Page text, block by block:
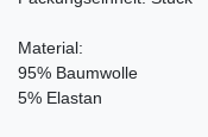
Material:
95% Baumwolle
5% Elastan